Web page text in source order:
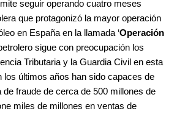
seguir operando cuatro meses
que protagonizó la mayor operación
en España en la llamada ‘Operación
sigue con preocupación los
Tributaria y la Guardia Civil en esta
los últimos años han sido capaces de
de fraude de cerca de 500 millones de
miles de millones en ventas de